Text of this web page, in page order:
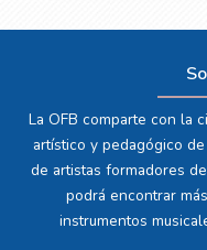
La OFB comparte con la
artístico y pedagógico
de artistas formadores
podrá encontrar
instrumentos